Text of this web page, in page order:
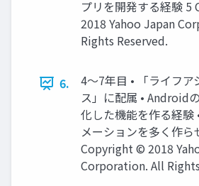
プリを開発する経験
2018 Yahoo Japan
Rights Reserved.
6.
4〜7年目 • 「ライフア
ス」に配属 • Android
化した機能を作る経験
メーションを多く作ら
Copyright © 2018
Corporation. All